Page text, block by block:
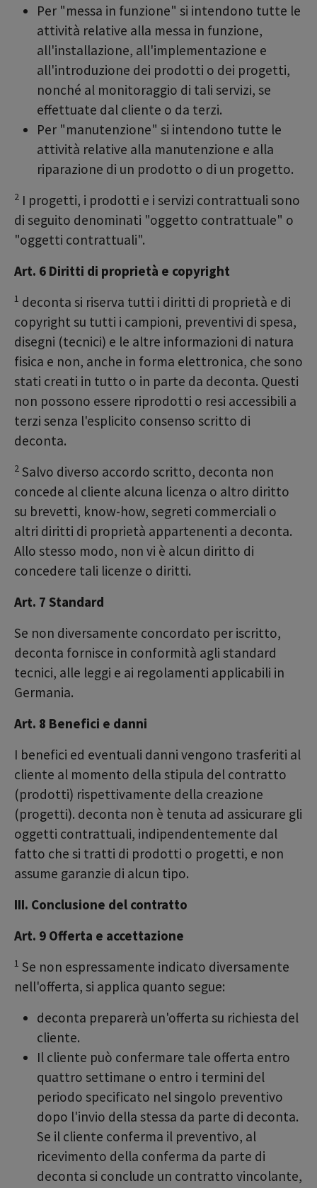
Per "messa in funzione" si intendono tutte le
attività relative alla messa in funzione,
all'installazione, all'implementazione e
all'introduzione dei prodotti o dei progetti,
nonché al monitoraggio di tali servizi, se
effettuate dal cliente o da terzi.
Per "manutenzione" si intendono tutte le
attività relative alla manutenzione e alla
riparazione di un prodotto o di un progetto.
2 I progetti, i prodotti e i servizi contrattuali sono
di seguito denominati "oggetto contrattuale" o
"oggetti contrattuali".
Art. 6 Diritti di proprietà e copyright
1 deconta si riserva tutti i diritti di proprietà e di
copyright su tutti i campioni, preventivi di spesa,
disegni (tecnici) e le altre informazioni di natura
fisica e non, anche in forma elettronica, che sono
stati creati in tutto o in parte da deconta. Questi
non possono essere riprodotti o resi accessibili a
terzi senza l'esplicito consenso scritto di
deconta.
2 Salvo diverso accordo scritto, deconta non
concede al cliente alcuna licenza o altro diritto
su brevetti, know-how, segreti commerciali o
altri diritti di proprietà appartenenti a deconta.
Allo stesso modo, non vi è alcun diritto di
concedere tali licenze o diritti.
Art. 7 Standard
Se non diversamente concordato per iscritto,
deconta fornisce in conformità agli standard
tecnici, alle leggi e ai regolamenti applicabili in
Germania.
Art. 8 Benefici e danni
I benefici ed eventuali danni vengono trasferiti al
cliente al momento della stipula del contratto
(prodotti) rispettivamente della creazione
(progetti). deconta non è tenuta ad assicurare gli
oggetti contrattuali, indipendentemente dal
fatto che si tratti di prodotti o progetti, e non
assume garanzie di alcun tipo.
III. Conclusione del contratto
Art. 9 Offerta e accettazione
1 Se non espressamente indicato diversamente
nell'offerta, si applica quanto segue:
deconta preparerà un'offerta su richiesta del
cliente.
Il cliente può confermare tale offerta entro
quattro settimane o entro i termini del
periodo specificato nel singolo preventivo
dopo l'invio della stessa da parte di deconta.
Se il cliente conferma il preventivo, al
ricevimento della conferma da parte di
deconta si conclude un contratto vincolante,